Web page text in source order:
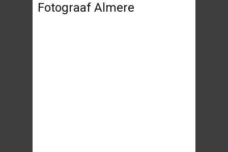
Fotograaf Almere